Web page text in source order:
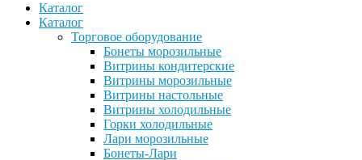
Каталог
Каталог
Торговое оборудование
Бонеты морозильные
Витрины кондитерские
Витрины морозильные
Витрины настольные
Витрины холодильные
Горки холодильные
Лари морозильные
Бонеты-Лари